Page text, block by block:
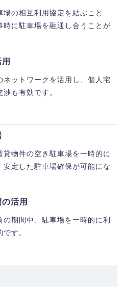
の相互利用協定を結ぶこと
に駐車場を融通し合うことが
ットワークを活用し、個人宅
も有効です。
物件の空き駐車場を一時的に
定した駐車場確保が可能にな
活用
期間中、駐車場を一時的に利
す。